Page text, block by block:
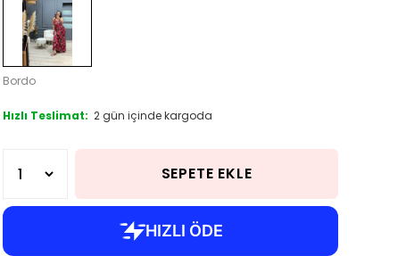
Bordo
Hızlı Teslimat: 2 gün içinde kargoda
SEPETE EKLE